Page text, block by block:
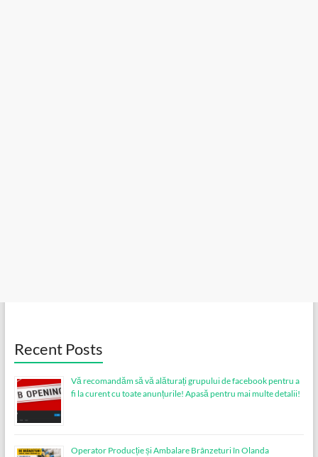
Recent Posts
Vă recomandăm să vă alăturați grupului de facebook pentru a
fi la curent cu toate anunțurile! Apasă pentru mai multe detalii!
Operator Producție și Ambalare Brânzeturi în Olanda